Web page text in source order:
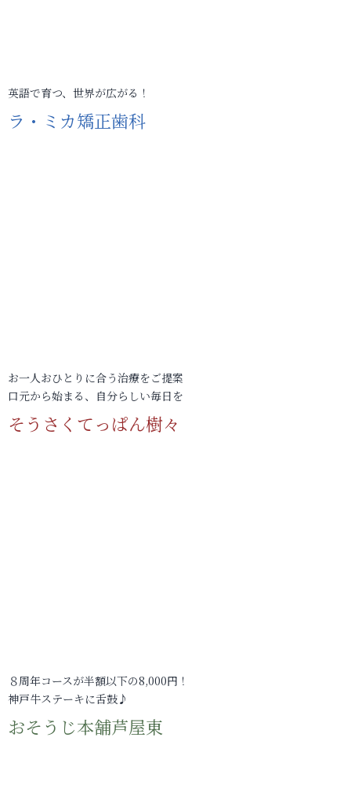
英語で育つ、世界が広がる！
ラ・ミカ矯正歯科
お一人おひとりに合う治療をご提案
口元から始まる、自分らしい毎日を
そうさくてっぱん樹々
８周年コースが半額以下の8,000円！
神戸牛ステーキに舌鼓♪
おそうじ本舗芦屋東